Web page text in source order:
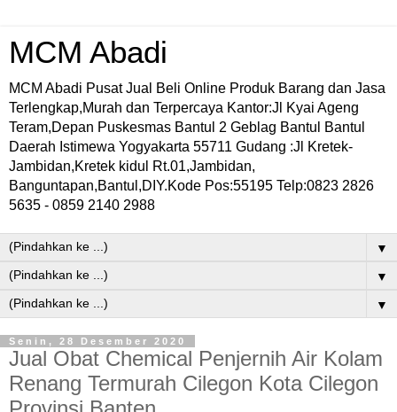
MCM Abadi
MCM Abadi Pusat Jual Beli Online Produk Barang dan Jasa
Terlengkap,Murah dan Terpercaya Kantor:Jl Kyai Ageng
Teram,Depan Puskesmas Bantul 2 Geblag Bantul Bantul
Daerah Istimewa Yogyakarta 55711 Gudang :Jl Kretek-
Jambidan,Kretek kidul Rt.01,Jambidan,
Banguntapan,Bantul,DIY.Kode Pos:55195 Telp:0823 2826
5635 - 0859 2140 2988
▼
▼
▼
Senin, 28 Desember 2020
Jual Obat Chemical Penjernih Air Kolam
Renang Termurah Cilegon Kota Cilegon